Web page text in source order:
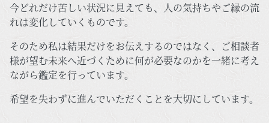
今どれだけ苦しい状況に見えても、人の気持ちやご縁の流
れは変化していくものです。
そのため私は結果だけをお伝えするのではなく、ご相談者
様が望む未来へ近づくために何が必要なのかを一緒に考え
ながら鑑定を行っています。
希望を失わずに進んでいただくことを大切にしています。